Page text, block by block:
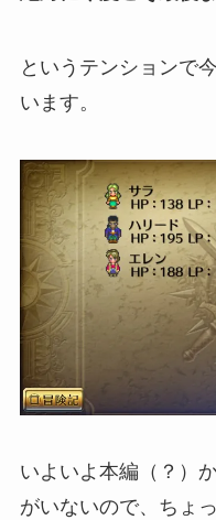
というテンションで
います。
いよいよ本編（？）
がいないので、ちょ